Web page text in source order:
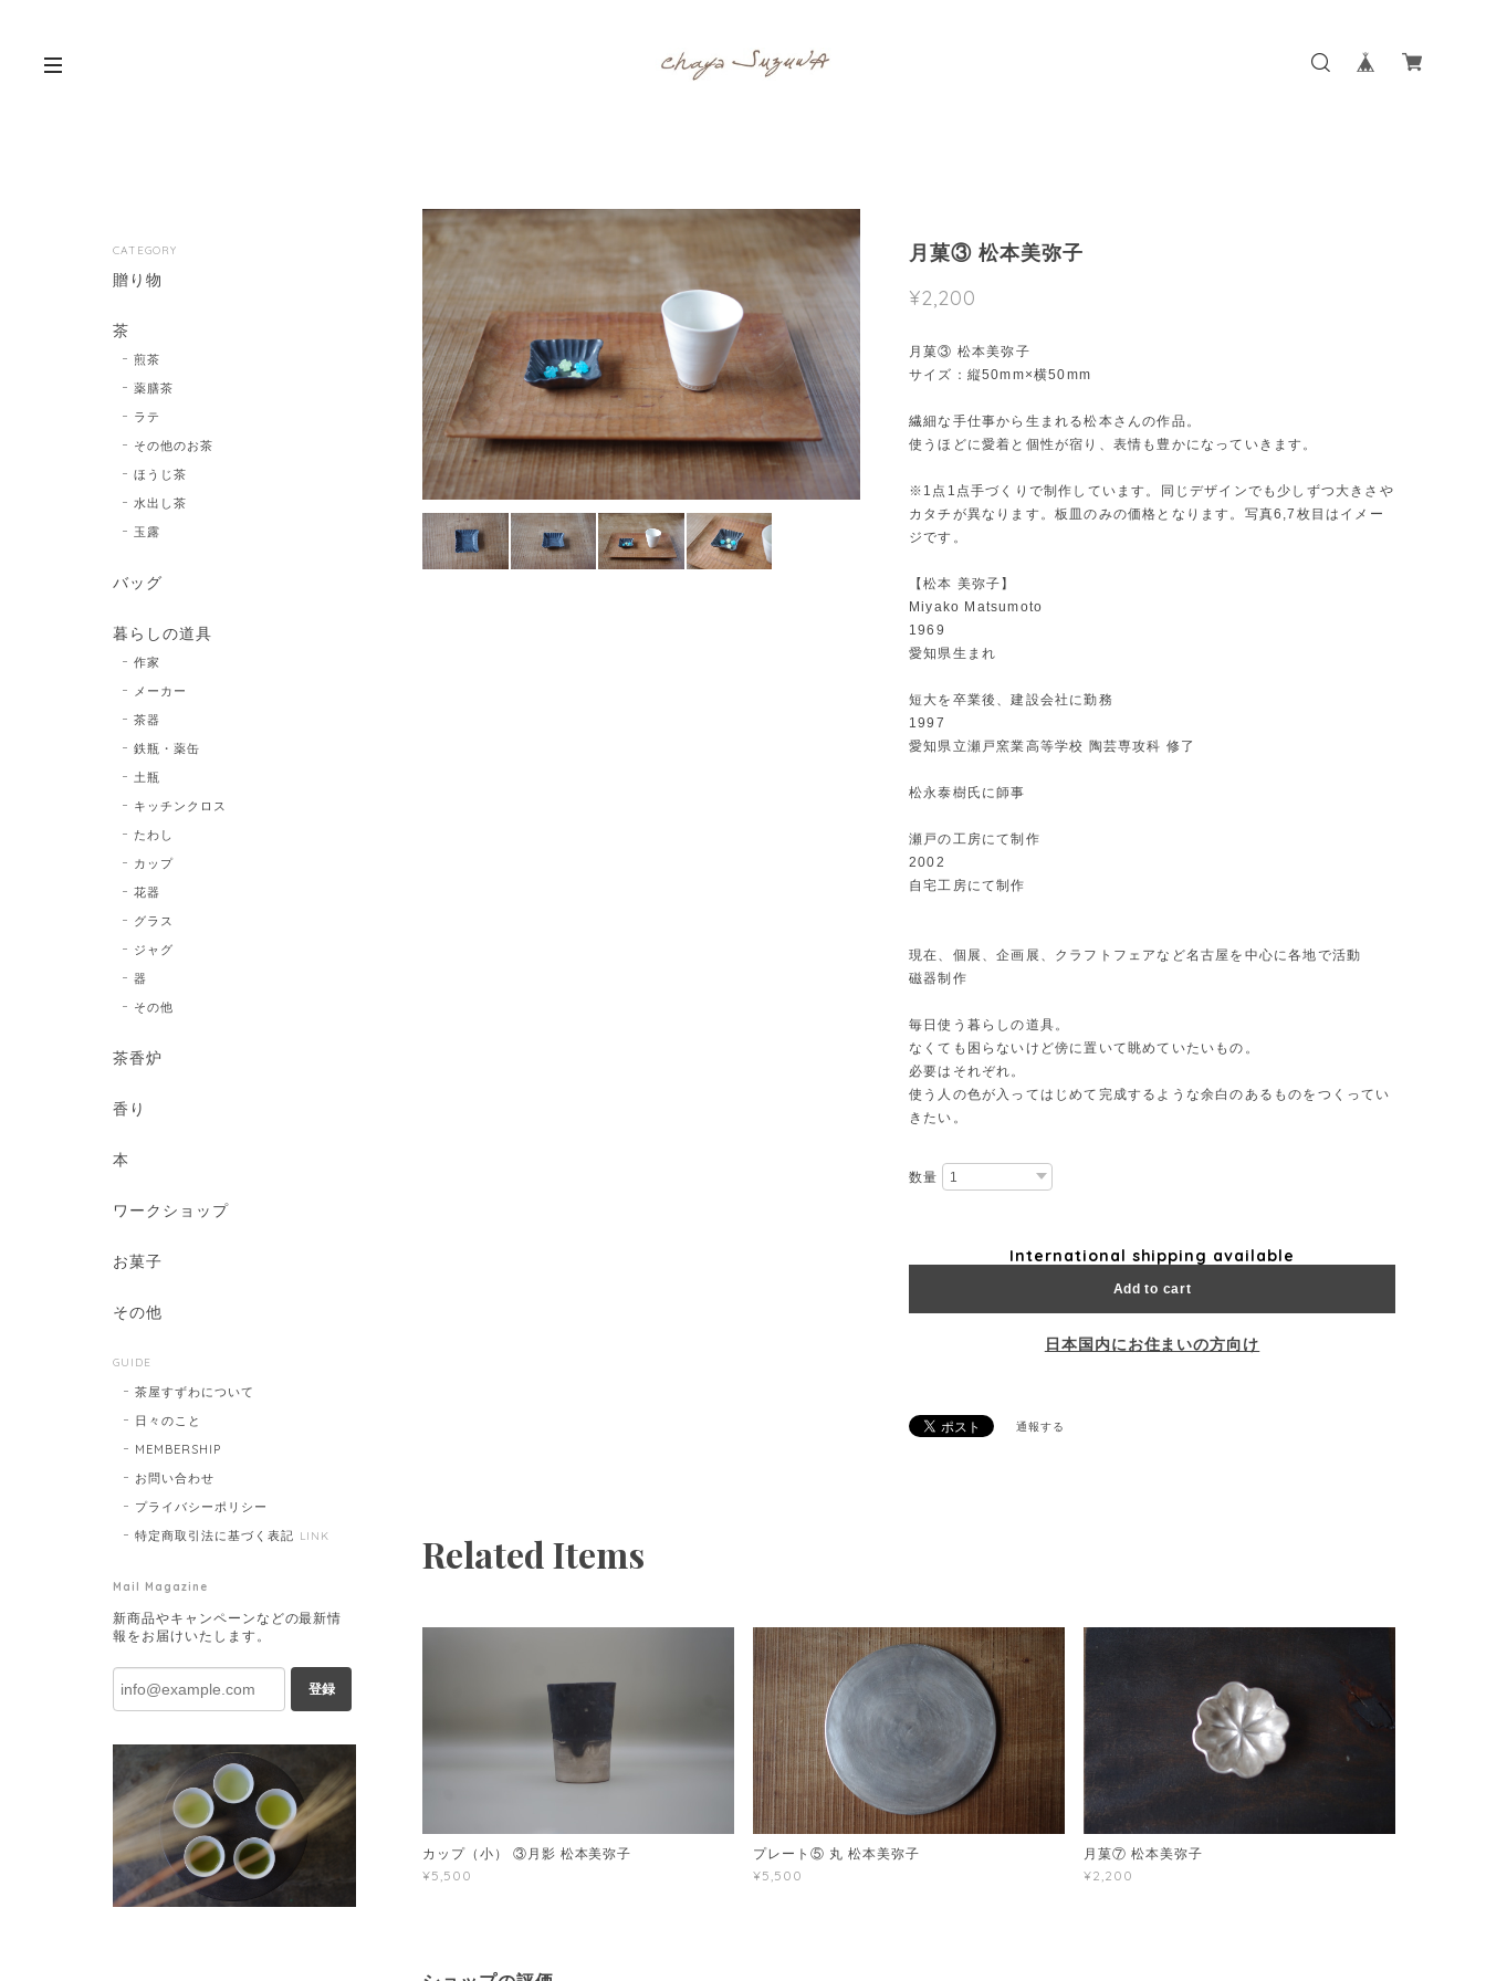
月菓③ 松本美弥子
¥2,200
月菓③ 松本美弥子
サイズ：縦50mm×横50mm
繊細な手仕事から生まれる松本さんの作品。
使うほどに愛着と個性が宿り、表情も豊かになっていきます。
※1点1点手づくりで制作しています。同じデザインでも少しずつ大きさや
カタチが異なります。板皿のみの価格となります。写真6,7枚目はイメー
ジです。
【松本 美弥子】
Miyako Matsumoto
1969
愛知県生まれ
短大を卒業後、建設会社に勤務
1997
愛知県立瀬戸窯業高等学校 陶芸専攻科 修了
松永泰樹氏に師事
瀬戸の工房にて制作
2002
自宅工房にて制作
現在、個展、企画展、クラフトフェアなど名古屋を中心に各地で活動
磁器制作
毎日使う暮らしの道具。
なくても困らないけど傍に置いて眺めていたいもの。
必要はそれぞれ。
使う人の色が入ってはじめて完成するような余白のあるものをつくってい
きたい。
数量
International shipping available
Add to cart
日本国内にお住まいの方向け
通報する
Related Items
カップ（小） ③月影 松本美弥子
¥5,500
プレート⑤ 丸 松本美弥子
¥5,500
月菓⑦ 松本美弥子
¥2,200
CATEGORY
贈り物
茶
煎茶
薬膳茶
ラテ
その他のお茶
ほうじ茶
水出し茶
玉露
バッグ
暮らしの道具
作家
メーカー
茶器
鉄瓶・薬缶
土瓶
キッチンクロス
たわし
カップ
花器
グラス
ジャグ
器
その他
茶香炉
香り
本
ワークショップ
お菓子
その他
GUIDE
茶屋すずわについて
日々のこと
MEMBERSHIP
お問い合わせ
プライバシーポリシー
特定商取引法に基づく表記 LINK
Mail Magazine
新商品やキャンペーンなどの最新情
報をお届けいたします。
登録